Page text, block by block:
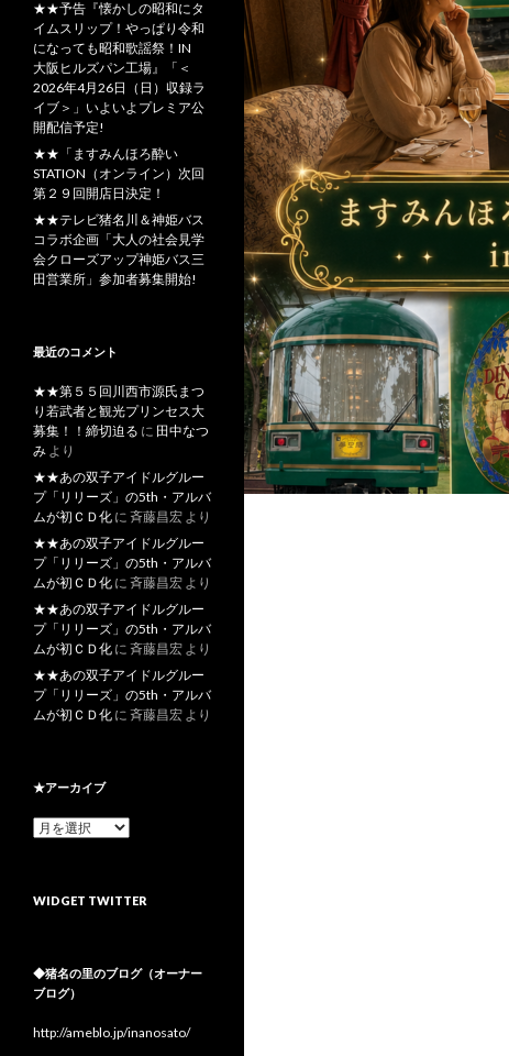
★★予告『懐かしの昭和にタ
イムスリップ！やっぱり令和
になっても昭和歌謡祭！IN
大阪ヒルズパン工場』「＜
2026年4月26日（日）収録ラ
イブ＞」いよいよプレミア公
開配信予定!
★★「ますみんほろ酔い
STATION（オンライン）次回
第２９回開店日決定！
★★テレビ猪名川＆神姫バス
コラボ企画「大人の社会見学
会クローズアップ神姫バス三
田営業所」参加者募集開始!
最近のコメント
★★第５５回川西市源氏まつ
り若武者と観光プリンセス大
募集！！締切迫る に 田中なつ
み より
★★あの双子アイドルグルー
プ「リリーズ」の5th・アルバ
ムが初ＣＤ化 に 斉藤昌宏 より
★★あの双子アイドルグルー
プ「リリーズ」の5th・アルバ
ムが初ＣＤ化 に 斉藤昌宏 より
★★あの双子アイドルグルー
プ「リリーズ」の5th・アルバ
ムが初ＣＤ化 に 斉藤昌宏 より
★★あの双子アイドルグルー
プ「リリーズ」の5th・アルバ
ムが初ＣＤ化 に 斉藤昌宏 より
★アーカイブ
★
イ
WIDGET TWITTER
◆猪名の里のブログ（オーナー
ブログ）
http://ameblo.jp/inanosato/